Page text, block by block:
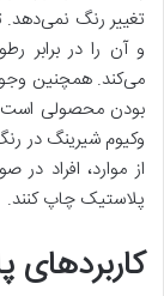
تغییر رنگ
و آن را در برابر
می‌کند. همچنین
بودن محصولی است
وکیوم شیرینگ در
از موارد، افراد
پلاستیک چاپ کنند.
کاربردهای